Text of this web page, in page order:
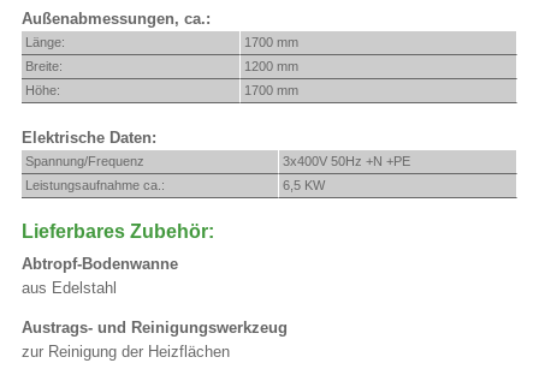
Außenabmessungen, ca.:
Länge:
1700 mm
Breite:
1200 mm
Höhe:
1700 mm
Elektrische Daten:
Spannung/Frequenz
3x400V 50Hz +N +PE
Leistungsaufnahme ca.:
6,5 KW
Lieferbares Zubehör:
Abtropf-Bodenwanne
aus Edelstahl
Austrags- und Reinigungswerkzeug
zur Reinigung der Heizflächen